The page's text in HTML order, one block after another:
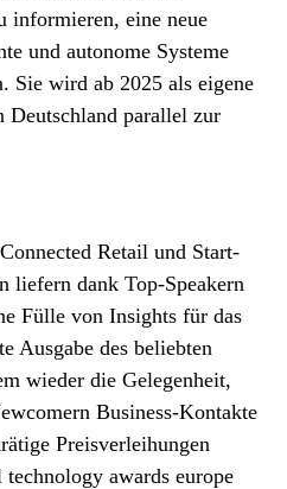
eine neue
und autonome Systeme
Sie wird ab 2025 als eigene
Deutschland parallel zur
Retail und Start-
liefern dank Top-Speakern
Fülle von Insights für das
Ausgabe des beliebten
wieder die Gelegenheit,
Business-Kontakte
Preisverleihungen
awards europe